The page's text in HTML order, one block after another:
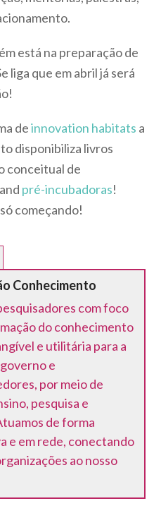
está na preparação de
liga que em abril já será
deinnovation habitats a
disponibiliza livros
conceitual de
and pré-incubadoras!
começando!
Conhecimento
com foco
do conhecimento
e utilitária para a
e
por meio de
pesquisa e
de forma
e em rede, conectando
ao nosso